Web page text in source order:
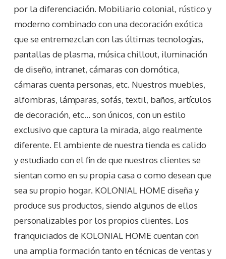
por la diferenciación. Mobiliario colonial, rústico y
moderno combinado con una decoración exótica
que se entremezclan con las últimas tecnologías,
pantallas de plasma, música chillout, iluminación
de diseño, intranet, cámaras con domótica,
cámaras cuenta personas, etc. Nuestros muebles,
alfombras, lámparas, sofás, textil, baños, artículos
de decoración, etc… son únicos, con un estilo
exclusivo que captura la mirada, algo realmente
diferente. El ambiente de nuestra tienda es calido
y estudiado con el fin de que nuestros clientes se
sientan como en su propia casa o como desean que
sea su propio hogar. KOLONIAL HOME diseña y
produce sus productos, siendo algunos de ellos
personalizables por los propios clientes. Los
franquiciados de KOLONIAL HOME cuentan con
una amplia formación tanto en técnicas de ventas y